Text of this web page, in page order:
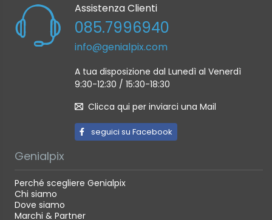
Assistenza Clienti
085.7996940
info@genialpix.com
A tua disposizione dal Lunedì al Venerdì
9:30-12:30 / 15:30-18:30
Clicca qui per inviarci una Mail
seguici su Facebook
Genialpix
Perché scegliere Genialpix
Chi siamo
Dove siamo
Marchi & Partner